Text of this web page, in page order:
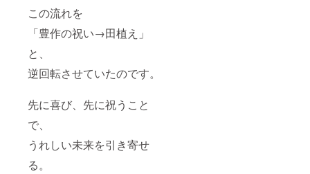
この流れを
「豊作の祝い→田植え」
と、
逆回転させていたのです。
先に喜び、先に祝うこと
で、
うれしい未来を引き寄せ
る。